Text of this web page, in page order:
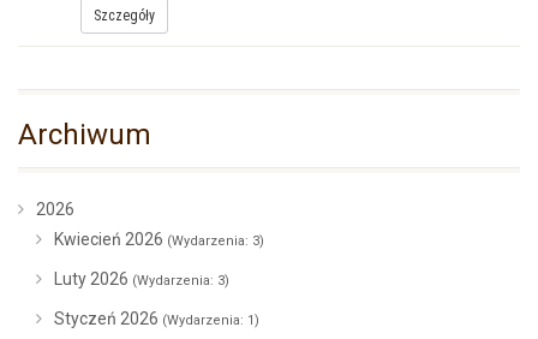
Szczegóły
Archiwum
2026
Kwiecień 2026 (Wydarzenia: 3)
Luty 2026 (Wydarzenia: 3)
Styczeń 2026 (Wydarzenia: 1)